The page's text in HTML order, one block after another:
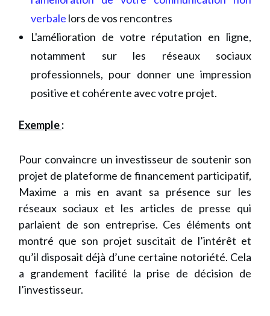
verbale lors de vos rencontres
L'amélioration de votre réputation en ligne,
notamment sur les réseaux sociaux
professionnels, pour donner une impression
positive et cohérente avec votre projet.
Exemple:
Pour convaincre un investisseur de soutenir son
projet de plateforme de financement participatif,
Maxime a mis en avant sa présence sur les
réseaux sociaux et les articles de presse qui
parlaient de son entreprise. Ces éléments ont
montré que son projet suscitait de l’intérêt et
qu’il disposait déjà d’une certaine notoriété. Cela
a grandement facilité la prise de décision de
l’investisseur.